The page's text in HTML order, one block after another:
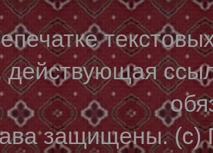
действующая
защищены. (с)